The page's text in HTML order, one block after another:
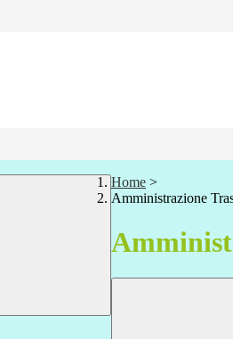
Home >
Amministrazione